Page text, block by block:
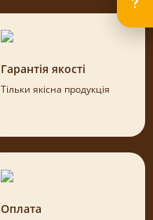
Гарантія якості
Тільки якісна продукція
Оплата